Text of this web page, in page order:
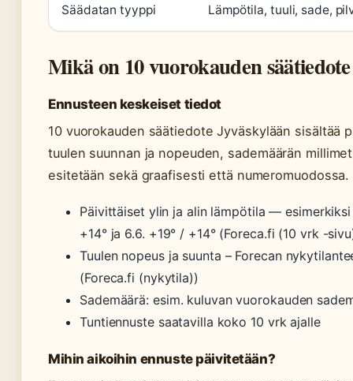
Säädatan tyyppi Lämpötila, tuuli, sade,
Mikä on 10 vuorokauden
Ennusteen keskeiset tiedot
10 vuorokauden säätiedote Jyväskylään sisältää
tuulen suunnan ja nopeuden, sademäärän
esitetään sekä graafisesti että numeromuodossa.
Päivittäiset ylin ja alin lämpötila —
+14° ja 6.6. +19° / +14° (Foreca.fi (10 vrk -
Tuulen nopeus ja suunta – Forecan
(Foreca.fi (nykytila))
Sademäärä: esim. kuluvan vuorokauden
Tuntiennuste saatavilla koko 10 vrk ajalle
Mihin aikoihin ennuste päivitetään?